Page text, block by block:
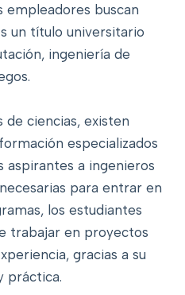
empleadores buscan
un título universitario
ingeniería de
de ciencias, existen
especializados
aspirantes a ingenieros
para entrar en
los estudiantes
trabajar en proyectos
gracias a su
práctica.